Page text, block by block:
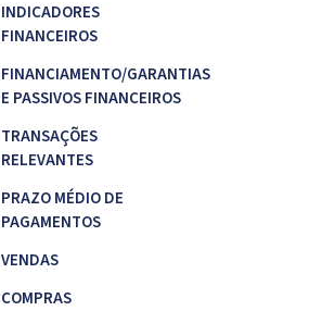
INDICADORES
FINANCEIROS
FINANCIAMENTO/GARANTIAS
E PASSIVOS FINANCEIROS
TRANSAÇÕES
RELEVANTES
PRAZO MÉDIO DE
PAGAMENTOS
VENDAS
COMPRAS